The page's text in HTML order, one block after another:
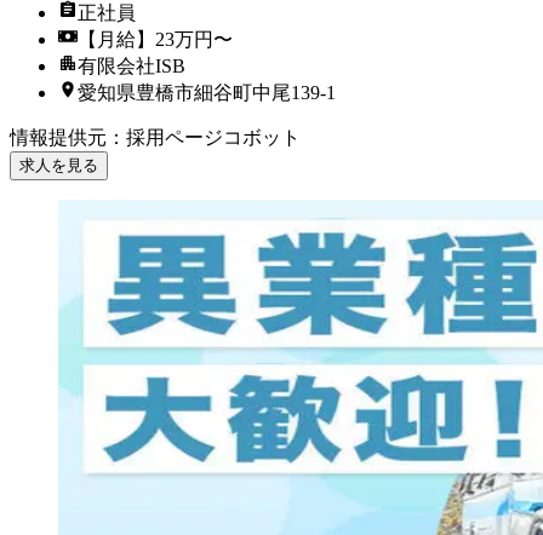
正社員
【月給】23万円〜
有限会社ISB
愛知県豊橋市細谷町中尾139-1
情報提供元 ： 採用ページコボット
求人を見る